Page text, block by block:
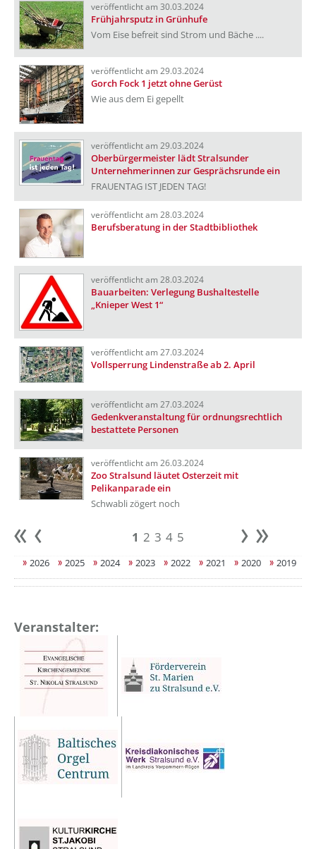
veröffentlicht am 30.03.2024
Frühjahrsputz in Grünhufe
Vom Eise befreit sind Strom und Bäche ....
veröffentlicht am 29.03.2024
Gorch Fock 1 jetzt ohne Gerüst
Wie aus dem Ei gepellt
veröffentlicht am 29.03.2024
Oberbürgermeister lädt Stralsunder
Unternehmerinnen zur Gesprächsrunde ein
FRAUENTAG IST JEDEN TAG!
veröffentlicht am 28.03.2024
Berufsberatung in der Stadtbibliothek
veröffentlicht am 28.03.2024
Bauarbeiten: Verlegung Bushaltestelle
„Knieper West 1“
veröffentlicht am 27.03.2024
Vollsperrung Lindenstraße ab 2. April
veröffentlicht am 27.03.2024
Gedenkveranstaltung für ordnungsrechtlich
bestattete Personen
veröffentlicht am 26.03.2024
Zoo Stralsund läutet Osterzeit mit
Pelikanparade ein
Schwabli zögert noch
Anfang 1 2 3 4 5 weiter
2026 2025 2024 2023 2022 2021 2020 2019
Veranstalter: